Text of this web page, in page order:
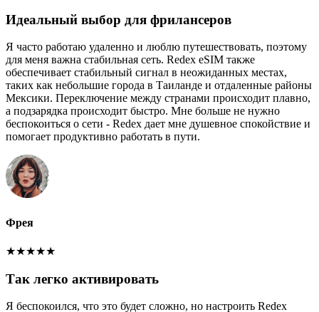
Идеальный выбор для фрилансеров
Я часто работаю удаленно и люблю путешествовать, поэтому
для меня важна стабильная сеть. Redex eSIM также
обеспечивает стабильный сигнал в неожиданных местах,
таких как небольшие города в Таиланде и отдаленные районы
Мексики. Переключение между странами происходит плавно,
а подзарядка происходит быстро. Мне больше не нужно
беспокоиться о сети - Redex дает мне душевное спокойствие и
помогает продуктивно работать в пути.
Фрея
★★★★★
Так легко активировать
Я беспокоился, что это будет сложно, но настроить Redex